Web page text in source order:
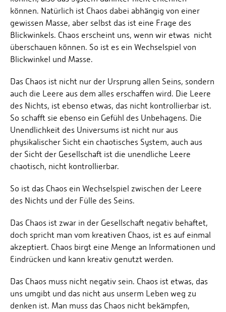
können. Natürlich ist Chaos dabei abhängig von einer
gewissen Masse, aber selbst das ist eine Frage des
Blickwinkels. Chaos erscheint uns, wenn wir etwas nicht
überschauen können. So ist es ein Wechselspiel von
Blickwinkel und Masse.
Das Chaos ist nicht nur der Ursprung allen Seins, sondern
auch die Leere aus dem alles erschaffen wird. Die Leere
des Nichts, ist ebenso etwas, das nicht kontrollierbar ist.
So schafft sie ebenso ein Gefühl des Unbehagens. Die
Unendlichkeit des Universums ist nicht nur aus
physikalischer Sicht ein chaotisches System, auch aus
der Sicht der Gesellschaft ist die unendliche Leere
chaotisch, nicht kontrollierbar.
So ist das Chaos ein Wechselspiel zwischen der Leere
des Nichts und der Fülle des Seins.
Das Chaos ist zwar in der Gesellschaft negativ behaftet,
doch spricht man vom kreativen Chaos, ist es auf einmal
akzeptiert. Chaos birgt eine Menge an Informationen und
Eindrücken und kann kreativ genutzt werden.
Das Chaos muss nicht negativ sein. Chaos ist etwas, das
uns umgibt und das nicht aus unserm Leben weg zu
denken ist. Man muss das Chaos nicht bekämpfen,